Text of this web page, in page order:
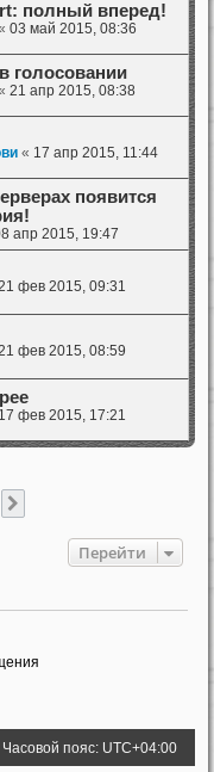
полный вперед!
03 май 2015, 08:36
голосовании
21 апр 2015, 08:38
« 17 апр 2015, 11:44
появится
апр 2015, 19:47
фев 2015, 09:31
фев 2015, 08:59
17 фев 2015, 17:21
Перейти
Часовой пояс: UTC+04:00